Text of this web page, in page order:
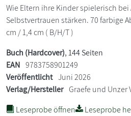
Wie Eltern ihre Kinder spielerisch
Selbstvertrauen stärken. 70 farbige
cm / 1,4 cm ( B/H/T )
Buch (Hardcover), 144 Seiten
EAN 9783758901249
Veröffentlicht Juni 2026
Verlag/Hersteller Graefe und Unzer
Leseprobe öffnen
Leseprobe